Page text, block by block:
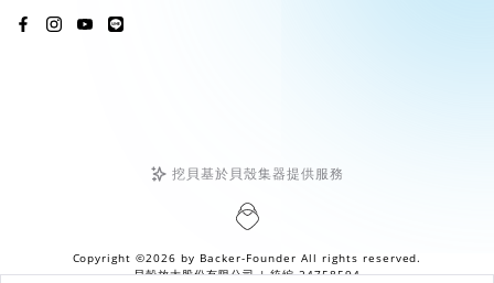
挖貝基於貝殼集器提供服務
Copyright ©2026 by Backer-Founder All rights reserved.
貝殼放大股份有限公司| 統編 24758594